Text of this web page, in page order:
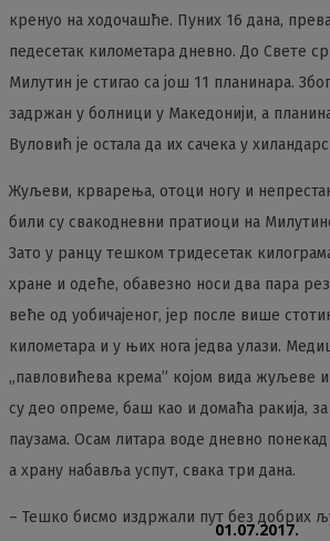
01.07.2017.
кренуо на ходочашће. Пуних 16 дана,
педесетак километара дневно. До Свете
Милутин је стигао са још 11 планинара.
задржан у болници у Македонији, а
Вуловић је остала да их сачека у
Жуљеви, крварења, отоци ногу и
били су свакодневни пратиоци на
Зато у ранцу тешком тридесетак
хране и одеће, обавезно носи два пара
веће од уобичајеног, јер после више
километара и у њих нога једва улази.
„павловићева крема” којом вида жуљеве и
су део опреме, баш као и домаћа ракија,
паузама. Осам литара воде дневно
а храну набавља успут, свака три дана.
– Тешко бисмо издржали пут без добрих